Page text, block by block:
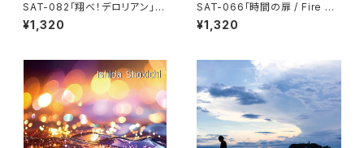
SAT-082「翔べ！デロリアン」石
田ショーキチ
¥1,320
SAT-066「時間の扉 / Fire U
p」Scudelia Electro・通常盤
¥1,320